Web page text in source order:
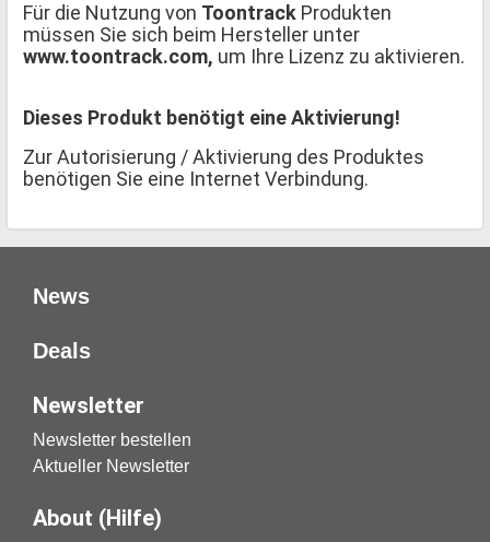
Für die Nutzung von Toontrack Produkten
müssen Sie sich beim Hersteller unter
www.toontrack.com, um Ihre Lizenz zu aktivieren.
Dieses Produkt benötigt eine Aktivierung!
Zur Autorisierung / Aktivierung des Produktes
benötigen Sie eine Internet Verbindung.
News
Deals
Newsletter
Newsletter bestellen
Aktueller Newsletter
About (Hilfe)